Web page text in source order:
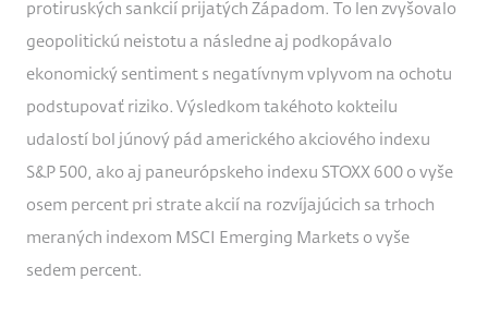
protiruských sankcií prijatých Západom. To len zvyšovalo
geopolitickú neistotu a následne aj podkopávalo
ekonomický sentiment s negatívnym vplyvom na ochotu
podstupovať riziko. Výsledkom takéhoto kokteilu
udalostí bol júnový pád amerického akciového indexu
S&P 500, ako aj paneurópskeho indexu STOXX 600 o vyše
osem percent pri strate akcií na rozvíjajúcich sa trhoch
meraných indexom MSCI Emerging Markets o vyše
sedem percent.